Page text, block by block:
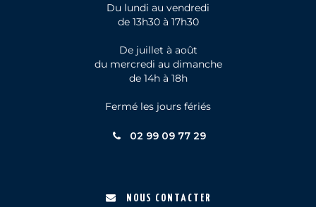
Du lundi au vendredi
de 13h30 à 17h30
De juillet à août
du mercredi au dimanche
de 14h à 18h
Fermé les jours fériés
02 99 09 77 29
NOUS CONTACTER